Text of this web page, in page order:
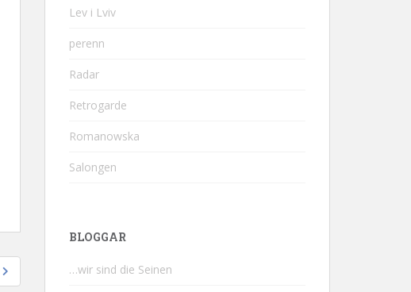
Lev i Lviv
perenn
Radar
Retrogarde
Romanowska
Salongen
BLOGGAR
…wir sind die Seinen